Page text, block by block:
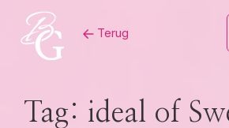
content
Terug
Tag: ideal of